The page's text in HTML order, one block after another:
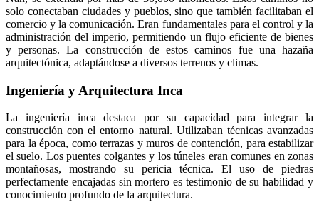
solo conectaban ciudades y pueblos, sino que también facilitaban el
comercio y la comunicación. Eran fundamentales para el control y la
administración del imperio, permitiendo un flujo eficiente de bienes
y personas. La construcción de estos caminos fue una hazaña
arquitectónica, adaptándose a diversos terrenos y climas.
Ingeniería y Arquitectura Inca
La ingeniería inca destaca por su capacidad para integrar la
construcción con el entorno natural. Utilizaban técnicas avanzadas
para la época, como terrazas y muros de contención, para estabilizar
el suelo. Los puentes colgantes y los túneles eran comunes en zonas
montañosas, mostrando su pericia técnica. El uso de piedras
perfectamente encajadas sin mortero es testimonio de su habilidad y
conocimiento profundo de la arquitectura.